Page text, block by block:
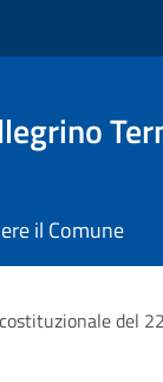
il Comune
del